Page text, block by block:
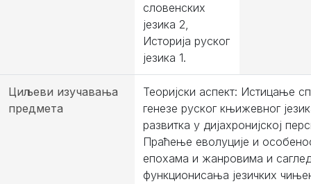
словенских
језика 2,
Историјa руског
језика 1.
Циљеви изучавања
предмета
Теоријски аспект: Истицање
генезе руског књижевног
развитка у дијахронијској
Праћење еволуције и
епохама и жанровима и
функционисања језичких